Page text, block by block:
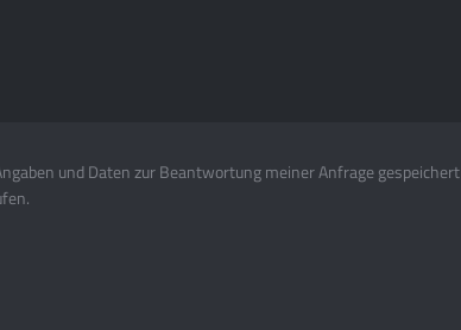
und Daten zur Beantwortung meiner Anfrage gespeichert